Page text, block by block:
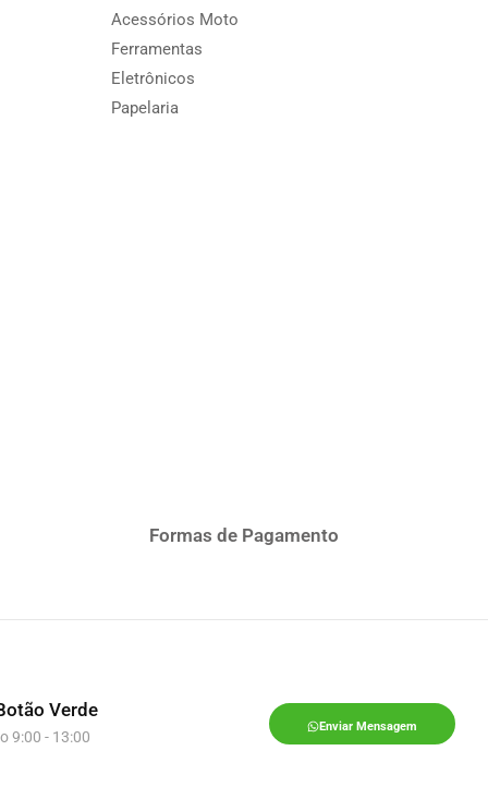
Acessórios Moto
Ferramentas
Eletrônicos
Papelaria
Formas de Pagamento
Verde
9:00 - 13:00
Enviar Mensagem